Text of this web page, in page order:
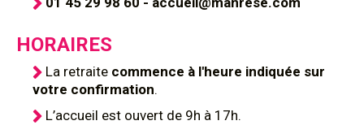
HORAIRES
La retraite commence à l'heure indiquée sur
votre confirmation.
L’accueil est ouvert de 9h à 17h.